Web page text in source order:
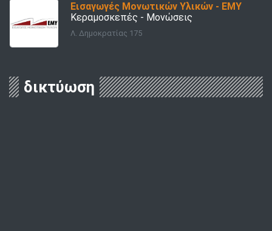
Εισαγωγές Μονωτικών Υλικών - ΕΜΥ
Κεραμοσκεπές - Μονώσεις
Λ. Δημοκρατίας 175
δικτύωση